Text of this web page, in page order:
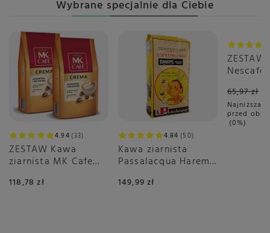
Programowany czas
wyłączenia
Tak
Przepisy w menu
Espresso
2x Espresso
Cold Brew Espresso
Kawa
2x Kawa
Cold Brew Kawa
2x Americano
Cold Brew Americano
2x Lungo
Wybrane specjalnie dla Ciebie
4.94 33
ZESTAW Kawa
ziarnista MK Cafe
118,78 zł
4.84 50
Kawa ziarnista
Passalacqua Harem
149,99 zł
Okazja
Nescafé
3x16
65,97 zł
Najniższa
przed
0%